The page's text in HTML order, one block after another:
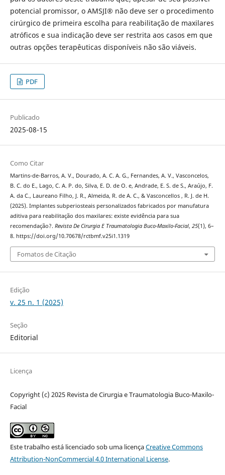
potencial promissor, o AMSJI® não deve ser o procedimento
cirúrgico de primeira escolha para reabilitação de maxilares
atróficos e sua indicação deve ser restrita aos casos em que
outras opções terapêuticas disponíveis não são viáveis.
PDF
Publicado
2025-08-15
Como Citar
Martins-de-Barros, A. V., Dourado, A. C. A. G., Fernandes, A. V., Vasconcelos,
B. C. do E., Lago, C. A. P. do, Silva, E. D. de O. e, Andrade, E. S. de S., Araújo, F.
A. da C., Laureano Filho, J. R., Almeida, R. de A. C., & Vasconcellos , R. J. de H.
(2025). Implantes subperiosteais personalizados fabricados por manufatura
aditiva para reabilitação dos maxilares: existe evidência para sua
recomendação?. Revista De Cirurgia E Traumatologia Buco-Maxilo-Facial, 25(1), 6–
8. https://doi.org/10.70678/rctbmf.v25i1.1319
Fomatos de Citação
Edição
v. 25 n. 1 (2025)
Seção
Editorial
Licença
Copyright (c) 2025 Revista de Cirurgia e Traumatologia Buco-Maxilo-
Facial
Este trabalho está licenciado sob uma licençaCreative Commons
Attribution-NonCommercial 4.0 International License.